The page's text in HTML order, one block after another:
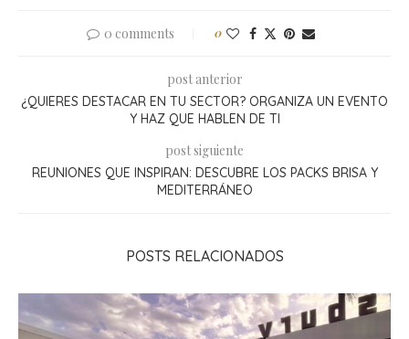
0 comments 0
post anterior
¿QUIERES DESTACAR EN TU SECTOR? ORGANIZA UN EVENTO
Y HAZ QUE HABLEN DE TI
post siguiente
REUNIONES QUE INSPIRAN: DESCUBRE LOS PACKS BRISA Y
MEDITERRÁNEO
POSTS RELACIONADOS